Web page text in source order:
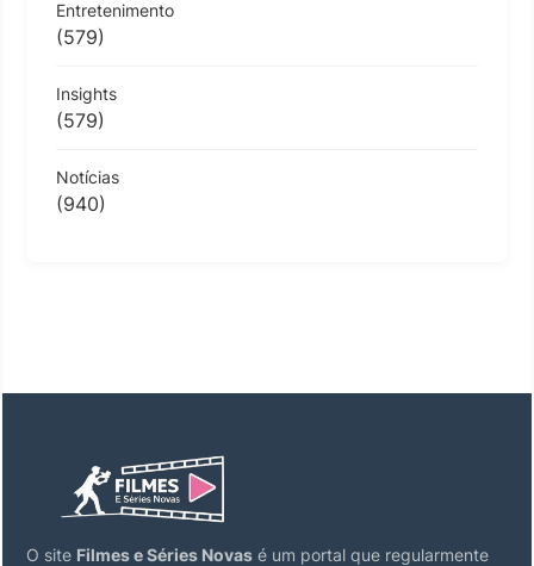
Entretenimento
(579)
Insights
(579)
Notícias
(940)
O site Filmes e Séries Novas é um portal que regularmente